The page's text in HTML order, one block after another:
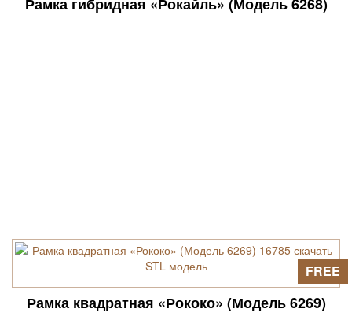
Рамка квадратная «Рококо» (Модель 6269)
FREE